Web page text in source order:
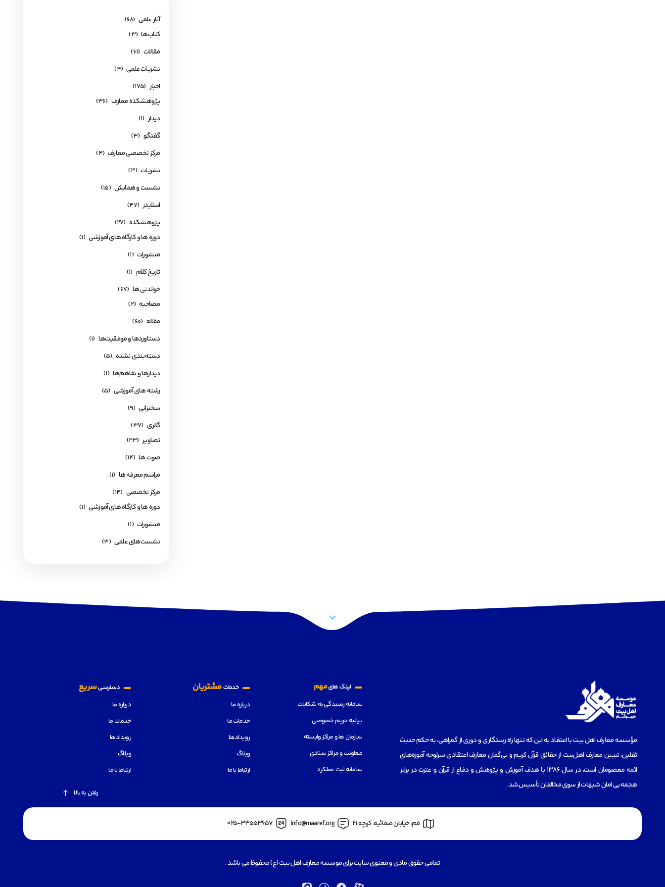
آثار علمی (68)
کتاب‌ها (3)
مقالات (61)
نشریات علمی (4)
اخبار (175)
پژوهشکده معارف (36)
دیدار (1)
گفتگو (3)
مرکز تخصصی معارف (4)
نشریات (3)
نشست و همایش (15)
اسلایدر (47)
پژوهشکده (27)
دوره ها و کارگاه های آموزشی (1)
منشورات (1)
تاریخ کلام (1)
خواندنی ها (67)
مصاحبه (2)
مقاله (60)
دستاوردها و موفقیت‌ها (1)
دسته‌بندی نشده (5)
دیدارها و تفاهم‌ها (1)
رشته های آموزشی (5)
سخنرانی (9)
گالری (37)
تصاویر (23)
صوت ها (14)
مراسم معرفه ها (1)
مرکز تخصصی (14)
دوره ها و کارگاه های آموزشی (1)
منشورات (1)
نشست‌های علمی (3)
مؤسسه‌ معارف اهل بیت با اعتقاد به این که تنها راه رستگاری و دوری از گمراهی، به حکم حدیث
ثقلین، تبیین معارف اهل‌بیت از حقائق قرآن کریم و بی‌گمان معارف اعتقادی سرلوحه آموزه‌های
ائمه معصومان است، در سال 1386 با هدف آموزش و پژوهش و دفاع از قرآن و عترت در برابر
هجمه بی امان شبهات از سوی مخالفان تأسیس شد.
لینک هایمهم
سامانه رسیدگی به شکایات
بیانیه حریم خصوصی
سازمان ها و مراکز وابسته
معاونت و مراکز ستادی
سامانه ثبت عملکرد
خدماتمشتریان
درباره ما
خدمات ما
رویدادها
وبلاگ
ارتباط با ما
دسترسیسریع
درباره ما
خدمات ما
رویدادها
وبلاگ
ارتباط با ما
رفتن به بالا
قم، خیابان صفائیه، کوچه 21 info@maaref.org
025-33553657
تمامی حقوق مادی و معنوی سایت برای موسسه معارف اهل بیت (ع) محفوظ می باشد .